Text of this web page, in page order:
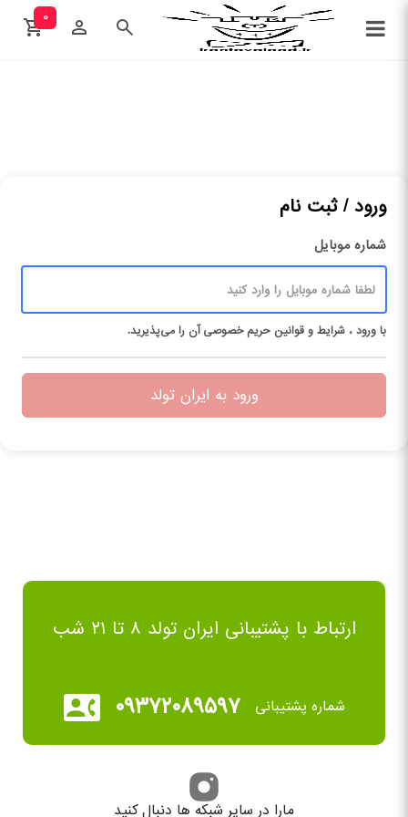
۰
ورود / ثبت نام
شماره موبایل
با ورود ، شرایط و قوانین حریم ‌خصوصی آن را می‌پذیرید.
ورود به ایران تولد
ارتباط با پشتیبانی ایران تولد ۸ تا ۲۱ شب
شماره پشتیبانی ۰۹۳۷۲۰۸۹۵۹۷
مارا در سایر شبکه ها دنبال کنید